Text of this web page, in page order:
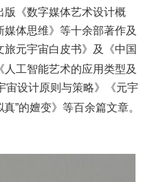
版《数字媒体艺术设计概
体思维》等十余部著作及
旅元宇宙白皮书》及《中国
工智能艺术的应用类型及
宙设计原则与策略》《元宇
”的嬗变》等百余篇文章。